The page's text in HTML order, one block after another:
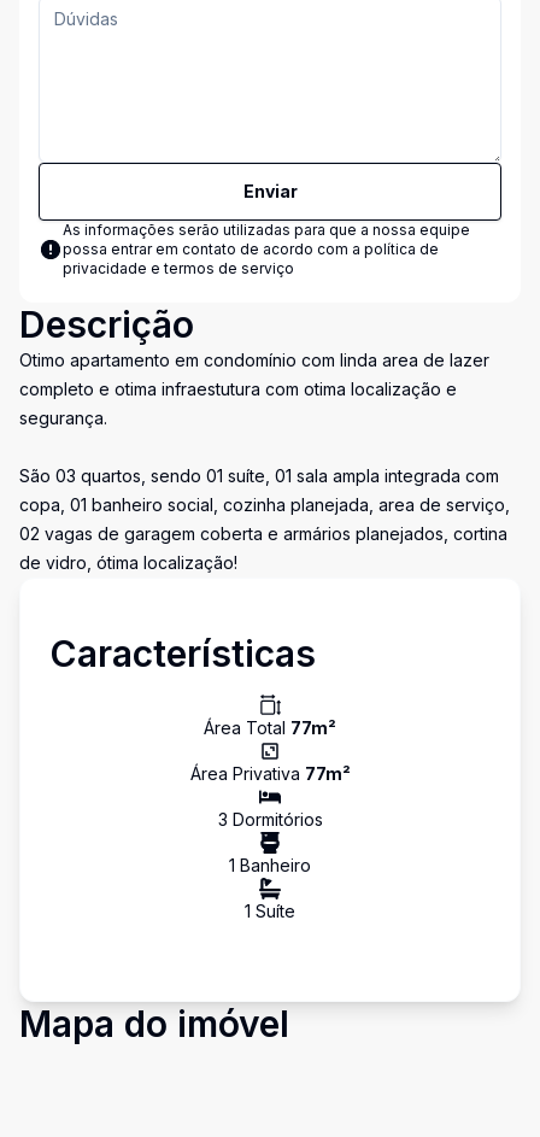
Enviar
As informações serão utilizadas para que a nossa equipe
possa entrar em contato de acordo com a política de
privacidade e termos de serviço
Descrição
Otimo apartamento em condomínio com linda area de lazer
completo e otima infraestutura com otima localização e
segurança.
São 03 quartos, sendo 01 suíte, 01 sala ampla integrada com
copa, 01 banheiro social, cozinha planejada, area de serviço,
02 vagas de garagem coberta e armários planejados, cortina
de vidro, ótima localização!
Características
Área Total 77m²
Área Privativa 77m²
3 Dormitórios
1 Banheiro
1 Suíte
Mapa do imóvel